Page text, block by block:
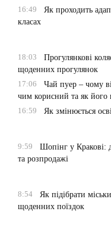
16:49
Як проходить
класах
18:03
Прогулянкові
щоденних прогулянок
17:06
Чай пуер – чому
чим корисний та як його
16:59
Як змінюється
9:59
Шопінг у Кракові:
та розпродажі
8:54
Як підібрати
щоденних поїздок